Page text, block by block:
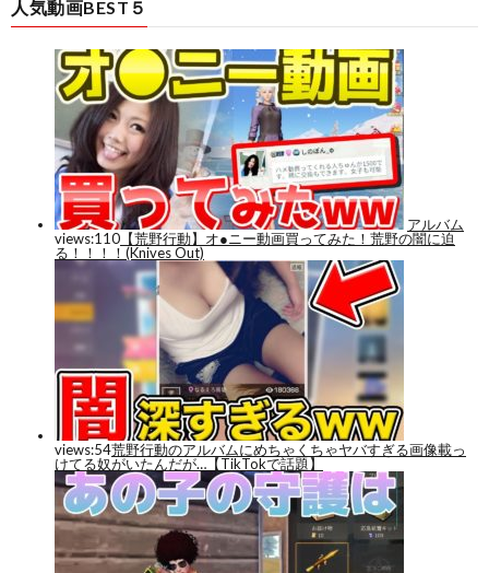
人気動画BEST５